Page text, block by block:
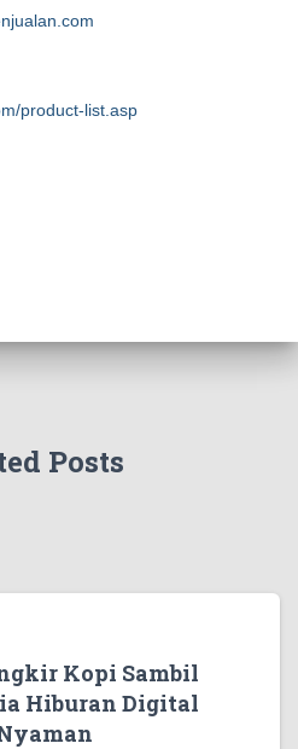
product-list.asp
Posts
Kopi Sambil
Hiburan Digital